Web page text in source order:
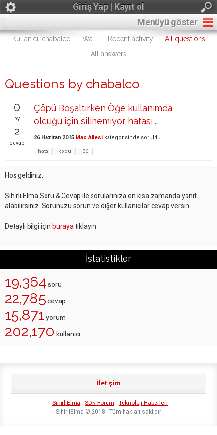
Giriş Yap | Kayıt ol
Menüyü göster
Kullanıcı: chabalco Wall Recent activity
All questions
All answers
Questions by chabalco
0
oy
2
cevap
Çöpü Boşaltırken Öğe kullanımda
olduğu için silinemiyor hatası ..
26 Haziran 2015 Mac Ailesi kategorisinde soruldu
hata kodu -36
Hoş geldiniz,
Sihirli Elma Soru & Cevap ile sorularınıza en kısa zamanda yanıt
alabilirsiniz. Sorunuzu sorun ve diğer kullanıcılar cevap versin.
Detaylı bilgi için buraya tıklayın.
İstatistikler
19,364 soru
22,785 cevap
15,871 yorum
202,170 kullanıcı
İletişim
SihirliElma SDN Forum
Teknoloji Haberleri
SihirliElma © 2018 - Tüm hakları saklıdır